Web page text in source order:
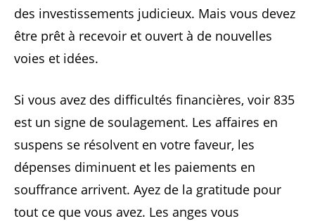
des investissements judicieux. Mais vous devez
être prêt à recevoir et ouvert à de nouvelles
voies et idées.
Si vous avez des difficultés financières, voir 835
est un signe de soulagement. Les affaires en
suspens se résolvent en votre faveur, les
dépenses diminuent et les paiements en
souffrance arrivent. Ayez de la gratitude pour
tout ce que vous avez. Les anges vous